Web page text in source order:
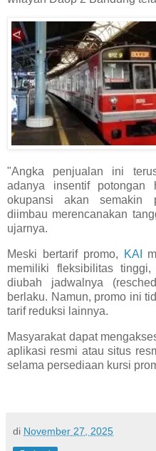
"Angka penjualan ini
adanya insentif potongan
okupansi akan semakin
diimbau merencanakan
ujarnya.
Meski bertarif promo, KAI
memiliki fleksibilitas
diubah jadwalnya
berlaku. Namun, promo ini
tarif reduksi lainnya.
Masyarakat dapat
aplikasi resmi atau situs
selama persediaan kursi
di November 27, 2025